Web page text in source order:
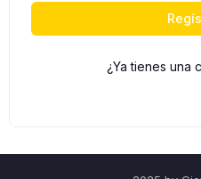
¿Ya tienes una